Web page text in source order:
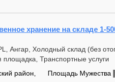
хранение на складе 1-
Ангар, Холодный склад (без
площадка, Транспортные услуги
район,
Площадь Мужества